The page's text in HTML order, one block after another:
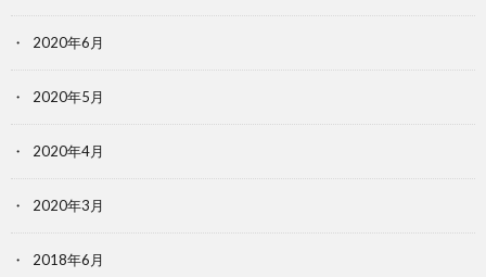
2020年6月
2020年5月
2020年4月
2020年3月
2018年6月